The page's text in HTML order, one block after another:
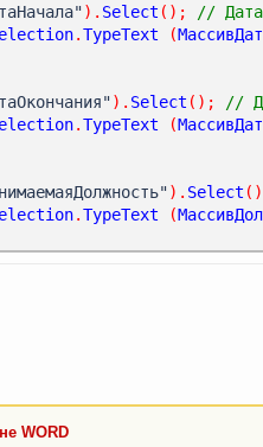
). Select ();
//
.TypeText (
). Select ();
//
.TypeText (
). Select
.TypeText (
WORD